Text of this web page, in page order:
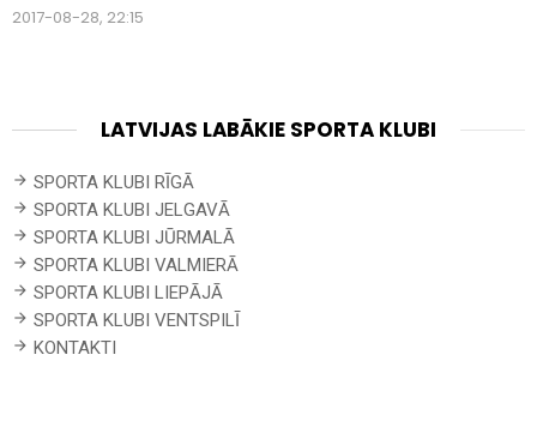
2017-08-28, 22:15
LATVIJAS LABĀKIE SPORTA KLUBI
SPORTA KLUBI RĪGĀ
SPORTA KLUBI JELGAVĀ
SPORTA KLUBI JŪRMALĀ
SPORTA KLUBI VALMIERĀ
SPORTA KLUBI LIEPĀJĀ
SPORTA KLUBI VENTSPILĪ
KONTAKTI